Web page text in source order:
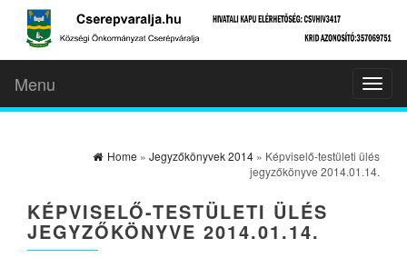
Menu
Home » Jegyzőkönyvek 2014 » Képviselő-testületi ülés
jegyzőkönyve 2014.01.14.
KÉPVISELŐ-TESTÜLETI ÜLÉS
JEGYZŐKÖNYVE 2014.01.14.